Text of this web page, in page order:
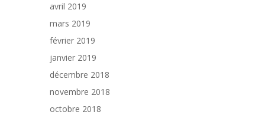
avril 2019
mars 2019
février 2019
janvier 2019
décembre 2018
novembre 2018
octobre 2018